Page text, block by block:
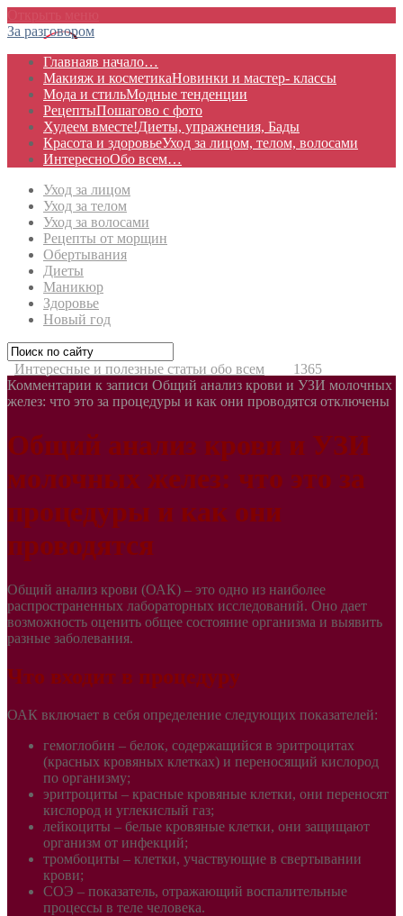
За разговором
Главнаяв начало…
Макияж и косметикаНовинки и мастер- классы
Мода и стильМодные тенденции
РецептыПошагово с фото
Худеем вместе!Диеты, упражнения, Бады
Красота и здоровьеУход за лицом, телом, волосами
ИнтересноОбо всем…
Уход за лицом
Уход за телом
Уход за волосами
Рецепты от морщин
Обертывания
Диеты
Маникюр
Здоровье
Новый год
Интересные и полезные статьи обо всем
1365
Комментарии к записи Общий анализ крови и УЗИ молочных
желез: что это за процедуры и как они проводятся отключены
Общий анализ крови и УЗИ
молочных желез: что это за
процедуры и как они
проводятся
Общий анализ крови (ОАК) – это одно из наиболее
распространенных лабораторных исследований. Оно дает
возможность оценить общее состояние организма и выявить
разные заболевания.
Что входит в процедуру
ОАК включает в себя определение следующих показателей:
гемоглобин – белок, содержащийся в эритроцитах
(красных кровяных клетках) и переносящий кислород
по организму;
эритроциты – красные кровяные клетки, они переносят
кислород и углекислый газ;
лейкоциты – белые кровяные клетки, они защищают
организм от инфекций;
тромбоциты – клетки, участвующие в свертывании
крови;
СОЭ – показатель, отражающий воспалительные
процессы в теле человека.